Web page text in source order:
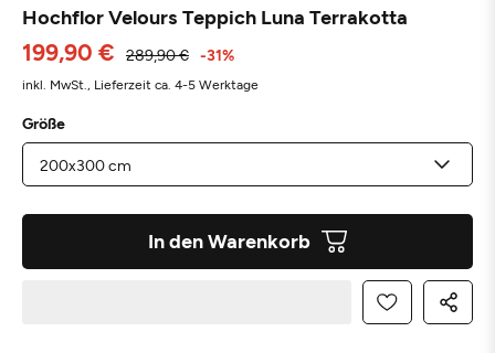
Hochflor Velours Teppich Luna Terrakotta
199,90 € 289,90 € -31%
inkl. MwSt., Lieferzeit ca. 4-5 Werktage
Größe
In den Warenkorb